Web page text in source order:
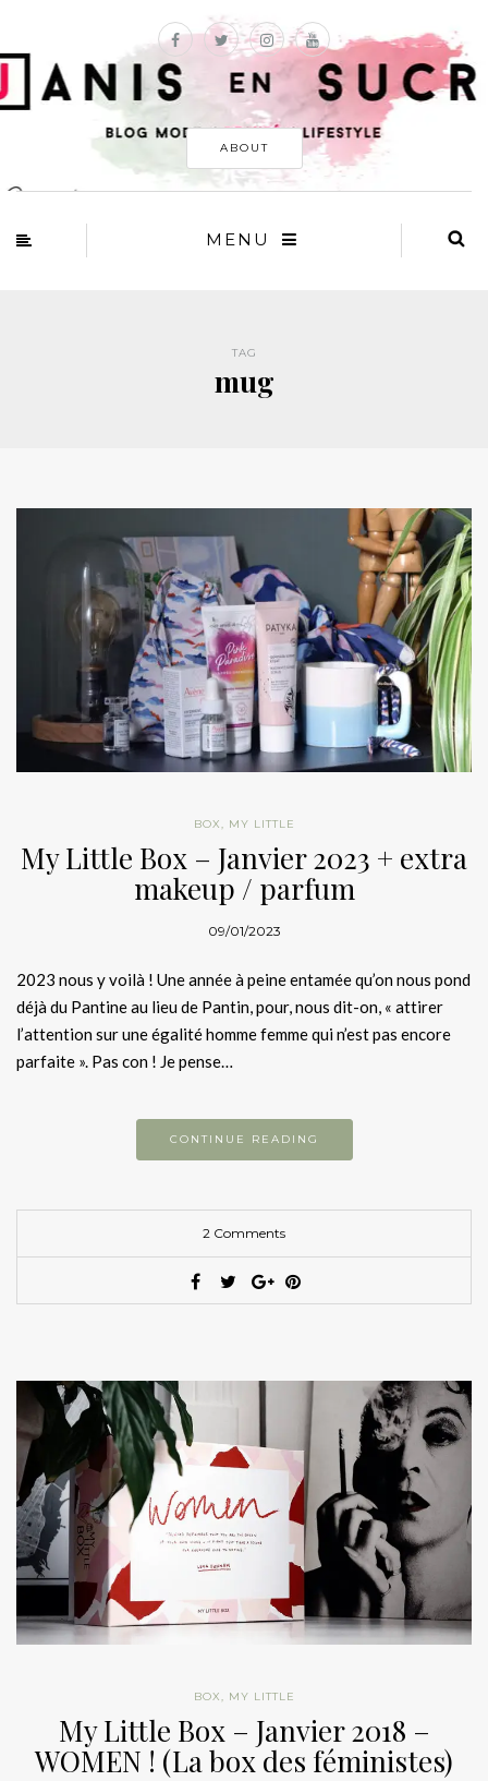
ABOUT
MENU
TAG
mug
BOX, MY LITTLE
My Little Box – Janvier 2023 + extra
makeup / parfum
09/01/2023
2023 nous y voilà ! Une année à peine entamée qu’on nous pond
déjà du Pantine au lieu de Pantin, pour, nous dit-on, « attirer
l’attention sur une égalité homme femme qui n’est pas encore
parfaite ». Pas con ! Je pense…
CONTINUE READING
2 Comments
BOX, MY LITTLE
My Little Box – Janvier 2018 –
WOMEN ! (La box des féministes)